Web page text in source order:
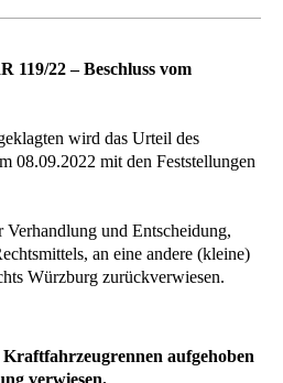
119/22 – Beschluss vom
wird das Urteil des
08.09.2022 mit den Feststellungen
und Entscheidung,
an eine andere (kleine)
Würzburg zurückverwiesen.
aufgehoben